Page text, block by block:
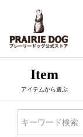
Item
アイテムから選ぶ